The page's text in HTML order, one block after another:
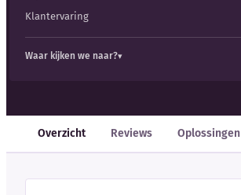
Klantervaring
Waar kijken we naar?
Overzicht Reviews Oplossingen